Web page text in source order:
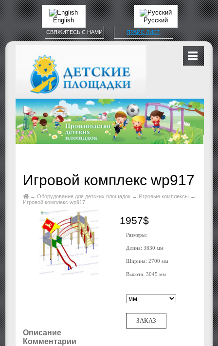
СВЯЖИТЕСЬ С НАМИ ПРАЙС ЛИСТ
English Русский
Игровой комплекс wp917
→ Оборудование для детских площадок → Игровые комплексы →
Игровой комплекс wp917
1957$
Размеры:
Длина: 3630 мм
Ширина: 2700 мм
Высота: 3045 мм
ЗАКАЗ
Описание
Комментарии